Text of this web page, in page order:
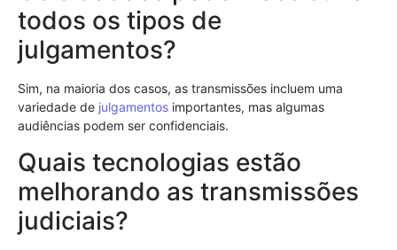
todos os tipos de
julgamentos?
Sim, na maioria dos casos, as transmissões incluem uma
variedade de julgamentos importantes, mas algumas
audiências podem ser confidenciais.
Quais tecnologias estão
melhorando as transmissões
judiciais?